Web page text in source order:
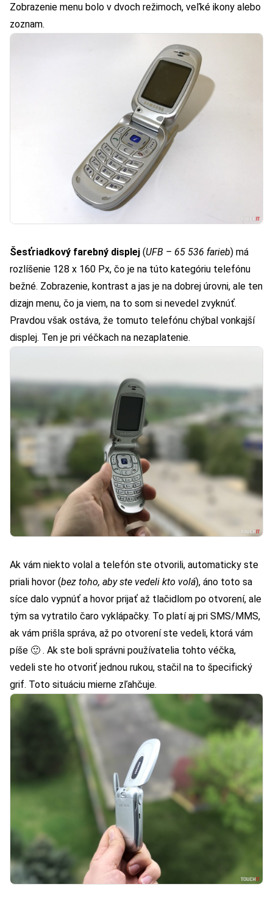
Zobrazenie menu bolo v dvoch režimoch, veľké ikony alebo
zoznam.
Šesťriadkový farebný displej (UFB – 65 536 farieb) má
rozlíšenie 128 x 160 Px, čo je na túto kategóriu telefónu
bežné. Zobrazenie, kontrast a jas je na dobrej úrovni, ale ten
dizajn menu, čo ja viem, na to som si nevedel zvyknúť.
Pravdou však ostáva, že tomuto telefónu chýbal vonkajší
displej. Ten je pri véčkach na nezaplatenie.
Ak vám niekto volal a telefón ste otvorili, automaticky ste
priali hovor (bez toho, aby ste vedeli kto volá), áno toto sa
síce dalo vypnúť a hovor prijať až tlačidlom po otvorení, ale
tým sa vytratilo čaro vyklápačky. To platí aj pri SMS/MMS,
ak vám prišla správa, až po otvorení ste vedeli, ktorá vám
píše 🙂 . Ak ste boli správni používatelia tohto véčka,
vedeli ste ho otvoriť jednou rukou, stačil na to špecifický
grif. Toto situáciu mierne zľahčuje.